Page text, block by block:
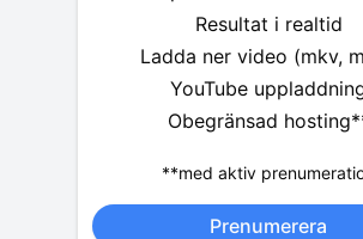
Resultat i realtid
Ladda ner video (mkv,
YouTube
Obegränsad
**med aktiv
Prenumerera